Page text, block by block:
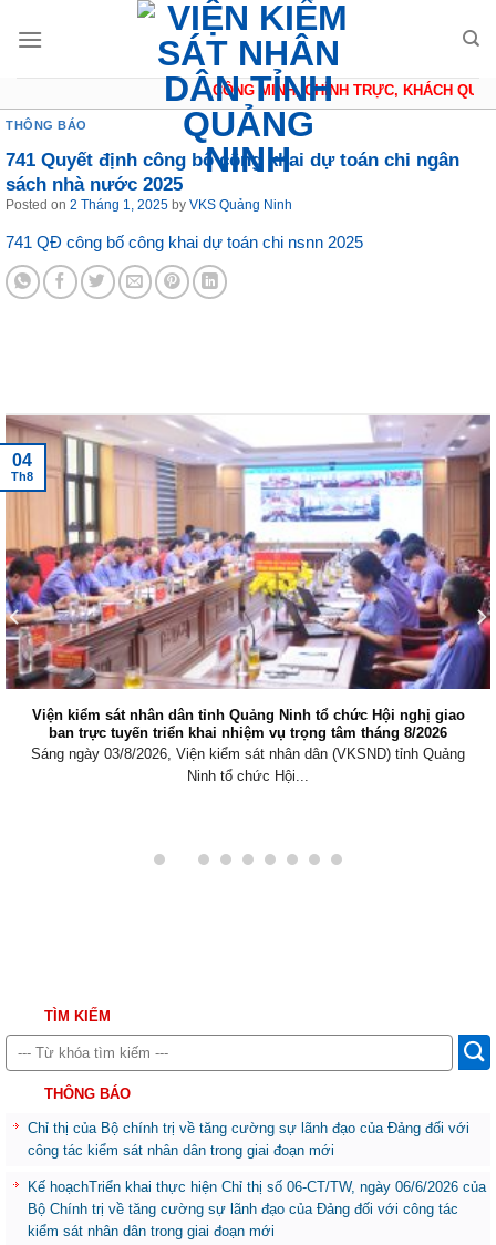
CÔNG MINH, CHÍNH TRỰC, KHÁCH
THÔNG BÁO
741 Quyết định công bố công khai dự toán chi ngân
sách nhà nước 2025
Posted on 2 Tháng 1, 2025 by VKS Quảng Ninh
741 QĐ công bố công khai dự toán chi nsnn 2025
VKSND khu vực 3 – Quảng Ninh tổ chức Hội nghị tập huấn
dựng hồ sơ kiểm sát án hình sự điện tử trên nền tảng Quản
hình sự và phần mềm Quản lý công việc gắn với KPI
Thực hiện Kế hoạch số 110/KH-VKSTC ngày 28/5/2026 của
Th7
TÌM KIẾM
THÔNG BÁO
Chỉ thị của Bộ chính trị về tăng cường sự lãnh đạo của Đảng đối với
công tác kiểm sát nhân dân trong giai đoạn mới
Kế hoạchTriển khai thực hiện Chỉ thị số 06-CT/TW, ngày 06/6/2026 của
Bộ Chính trị về tăng cường sự lãnh đạo của Đảng đối với công tác
kiểm sát nhân dân trong giai đoạn mới